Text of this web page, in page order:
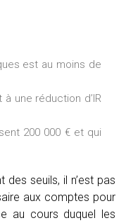
est au moins de
une réduction d’IR
200 000 € et qui
des seuils, il n’est pas
aux comptes pour
au cours duquel les